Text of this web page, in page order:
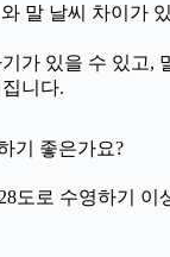
말 날씨 차이가
가 있을 수 있고,
니다.
기 좋은가요?
도로 수영하기 이